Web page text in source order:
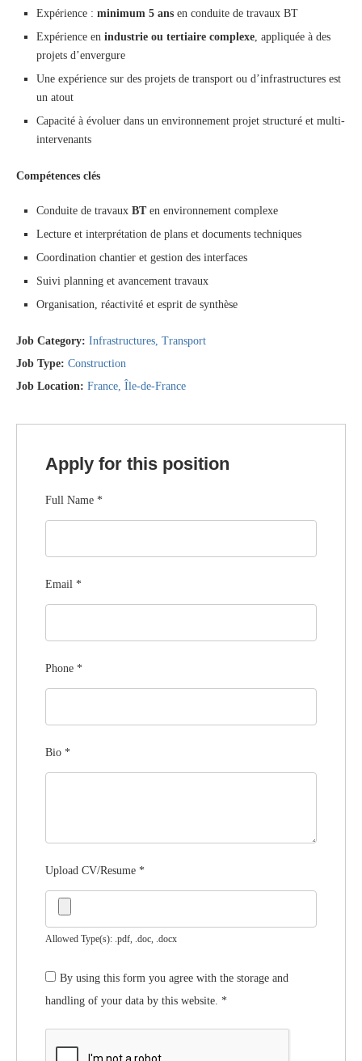
Expérience : minimum 5 ans en conduite de travaux BT
Expérience en industrie ou tertiaire complexe, appliquée à des
projets d’envergure
Une expérience sur des projets de transport ou d’infrastructures est
un atout
Capacité à évoluer dans un environnement projet structuré et multi-
intervenants
Compétences clés
Conduite de travaux BTen environnement complexe
Lecture et interprétation de plans et documents techniques
Coordination chantier et gestion des interfaces
Suivi planning et avancement travaux
Organisation, réactivité et esprit de synthèse
Job Category: Infrastructures Transport
Job Type: Construction
Job Location: France Île-de-France
Apply for this position
Full Name *
Email *
Phone *
Bio *
Upload CV/Resume *
Allowed Type(s): .pdf, .doc, .docx
By using this form you agree with the storage and
handling of your data by this website. *